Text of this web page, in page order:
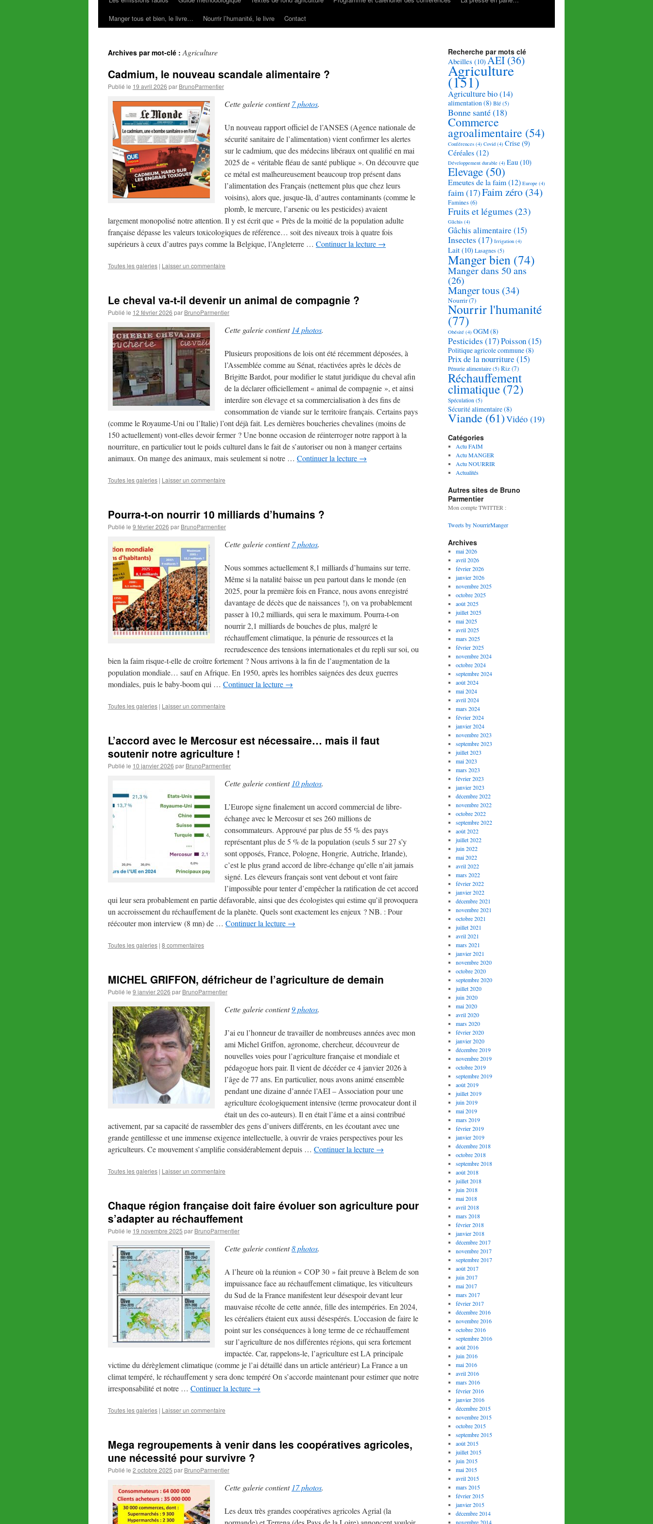
Manger tous et bien, le livre…
Nourrir l’humanité, le livre Contact
Archives par mot-clé :Agriculture
Cadmium, le nouveau scandale alimentaire ?
Publié le 19 avril 2026 par BrunoParmentier
Cette galerie contient7 photos.
Un nouveau rapport officiel de l’ANSES (Agence nationale de
sécurité sanitaire de l’alimentation) vient confirmer les alertes
sur le cadmium, que des médecins libéraux ont qualifié en mai
2025 de « véritable fléau de santé publique ». On découvre que
ce métal est malheureusement beaucoup trop présent dans
l’alimentation des Français (nettement plus que chez leurs
voisins), alors que, jusque-là, d’autres contaminants (comme le
plomb, le mercure, l’arsenic ou les pesticides) avaient
largement monopolisé notre attention. Il y est écrit que « Près de la moitié de la population adulte
française dépasse les valeurs toxicologiques de référence… soit des niveaux trois à quatre fois
supérieurs à ceux d’autres pays comme la Belgique, l’Angleterre … Continuer la lecture →
Toutes les galeries | Laisser un commentaire
Le cheval va-t-il devenir un animal de compagnie ?
Publié le 12 février 2026 par BrunoParmentier
Cette galerie contient 14 photos.
Plusieurs propositions de lois ont été récemment déposées, à
l’Assemblée comme au Sénat, réactivées après le décès de
Brigitte Bardot, pour modifier le statut juridique du cheval afin
de la déclarer officiellement « animal de compagnie », et ainsi
interdire son élevage et sa commercialisation à des fins de
consommation de viande sur le territoire français. Certains pays
(comme le Royaume-Uni ou l’Italie) l’ont déjà fait. Les dernières boucheries chevalines (moins de
150 actuellement) vont-elles devoir fermer ? Une bonne occasion de réinterroger notre rapport à la
nourriture, en particulier tout le poids culturel dans le fait de s’autoriser ou non à manger certains
animaux. On mange des animaux, mais seulement si notre … Continuer la lecture →
Toutes les galeries | Laisser un commentaire
Pourra-t-on nourrir 10 milliards d’humains ?
Publié le 9 février 2026 par BrunoParmentier
Cette galerie contient7 photos.
Nous sommes actuellement 8,1 milliards d’humains sur terre.
Même si la natalité baisse un peu partout dans le monde (en
2025, pour la première fois en France, nous avons enregistré
davantage de décès que de naissances !), on va probablement
passer à 10,2 milliards, qui sera le maximum. Pourra-t-on
nourrir 2,1 milliards de bouches de plus, malgré le
réchauffement climatique, la pénurie de ressources et la
recrudescence des tensions internationales et du repli sur soi, ou
bien la faim risque-t-elle de croître fortement ? Nous arrivons à la fin de l’augmentation de la
population mondiale… sauf en Afrique. En 1950, après les horribles saignées des deux guerres
mondiales, puis le baby-boom qui … Continuer la lecture →
Toutes les galeries | Laisser un commentaire
L’accord avec le Mercosur est nécessaire… mais il faut
soutenir notre agriculture !
Publié le 10 janvier 2026 par BrunoParmentier
Cette galerie contient 10 photos.
L’Europe signe finalement un accord commercial de libre-
échange avec le Mercosur et ses 260 millions de
consommateurs. Approuvé par plus de 55 % des pays
représentant plus de 5 % de la population (seuls 5 sur 27 s’y
sont opposés, France, Pologne, Hongrie, Autriche, Irlande),
c’est le plus grand accord de libre-échange qu’elle n’ait jamais
signé. Les éleveurs français sont vent debout et vont faire
l’impossible pour tenter d’empêcher la ratification de cet accord
qui leur sera probablement en partie défavorable, ainsi que des écologistes qui estime qu’il provoquera
un accroissement du réchauffement de la planète. Quels sont exactement les enjeux ? NB. : Pour
réécouter mon interview (8 mn) de … Continuer la lecture →
Toutes les galeries | 8 commentaires
MICHEL GRIFFON, défricheur de l’agriculture de demain
Publié le 9 janvier 2026 par BrunoParmentier
Cette galerie contient9 photos.
J’ai eu l’honneur de travailler de nombreuses années avec mon
ami Michel Griffon, agronome, chercheur, découvreur de
nouvelles voies pour l’agriculture française et mondiale et
pédagogue hors pair. Il vient de décéder ce 4 janvier 2026 à
l’âge de 77 ans. En particulier, nous avons animé ensemble
pendant une dizaine d’année l’AEI – Association pour une
agriculture écologiquement intensive (terme provocateur dont il
était un des co-auteurs). Il en était l’âme et a ainsi contribué
activement, par sa capacité de rassembler des gens d’univers différents, en les écoutant avec une
grande gentillesse et une immense exigence intellectuelle, à ouvrir de vraies perspectives pour les
agriculteurs. Ce mouvement s’amplifie considérablement depuis … Continuer la lecture →
Toutes les galeries | Laisser un commentaire
Chaque région française doit faire évoluer son agriculture pour
s’adapter au réchauffement
Publié le 19 novembre 2025 par BrunoParmentier
Cette galerie contient8 photos.
A l’heure où la réunion « COP 30 » fait preuve à Belem de son
impuissance face au réchauffement climatique, les viticulteurs
du Sud de la France manifestent leur désespoir devant leur
mauvaise récolte de cette année, fille des intempéries. En 2024,
les céréaliers étaient eux aussi désespérés. L’occasion de faire le
point sur les conséquences à long terme de ce réchauffement
sur l’agriculture de nos différentes régions, qui sera fortement
impactée. Car, rappelons-le, l’agriculture est LA principale
victime du dérèglement climatique (comme je l’ai détaillé dans un article antérieur) La France a un
climat tempéré, le réchauffement y sera donc tempéré On s’accorde maintenant pour estimer que notre
irresponsabilité et notre … Continuer la lecture →
Toutes les galeries | Laisser un commentaire
Mega regroupements à venir dans les coopératives agricoles,
une nécessité pour survivre ?
Publié le 2 octobre 2025 par BrunoParmentier
Cette galerie contient 17 photos.
Les deux très grandes coopératives agricoles Agrial (la
Recherche par mots clé
Abeilles (10)AEI (36)
Agriculture
(151)
Agriculture bio(14)
alimentation(8) Blé (5)
Bonne santé(18)
Commerce
agroalimentaire (54)
Conférences (4) Covid (4) Crise (9)
Céréales(12)
Développement durable (4) Eau (10)
Elevage (50)
Emeutes de la faim(12) Europe (4)
faim(17)Faim zéro (34)
Famines(6)
Fruits et légumes (23)
Gâchis (4)
Gâchis alimentaire (15)
Insectes (17) Irrigation (4)
Lait (10) Lasagnes (5)
Manger bien (74)
Manger dans 50 ans
(26)
Manger tous (34)
Nourrir(7)
Nourrir l'humanité
(77)
Obésité (4) OGM(8)
Pesticides (17)Poisson(15)
Politique agricole commune(8)
Prix de la nourriture (15)
Pénurie alimentaire (5) Riz(7)
Réchauffement
climatique (72)
Spéculation (5)
Sécurité alimentaire(8)
Viande (61)Vidéo (19)
Catégories
Actu FAIM
Actu MANGER
Actu NOURRIR
Actualités
Autres sites de Bruno
Parmentier
Mon compte TWITTER :
Tweets by NourrirManger
Archives
mai 2026
avril 2026
février 2026
janvier 2026
novembre 2025
octobre 2025
août 2025
juillet 2025
mai 2025
avril 2025
mars 2025
février 2025
novembre 2024
octobre 2024
septembre 2024
août 2024
mai 2024
avril 2024
mars 2024
février 2024
janvier 2024
novembre 2023
septembre 2023
juillet 2023
mai 2023
mars 2023
février 2023
janvier 2023
décembre 2022
novembre 2022
octobre 2022
septembre 2022
août 2022
juillet 2022
juin 2022
mai 2022
avril 2022
mars 2022
février 2022
janvier 2022
décembre 2021
novembre 2021
octobre 2021
juillet 2021
avril 2021
mars 2021
janvier 2021
novembre 2020
octobre 2020
septembre 2020
juillet 2020
juin 2020
mai 2020
avril 2020
mars 2020
février 2020
janvier 2020
décembre 2019
novembre 2019
octobre 2019
septembre 2019
août 2019
juillet 2019
juin 2019
mai 2019
mars 2019
février 2019
janvier 2019
décembre 2018
octobre 2018
septembre 2018
août 2018
juillet 2018
juin 2018
mai 2018
avril 2018
mars 2018
février 2018
janvier 2018
décembre 2017
novembre 2017
septembre 2017
août 2017
juin 2017
mai 2017
mars 2017
février 2017
décembre 2016
novembre 2016
octobre 2016
septembre 2016
août 2016
juin 2016
mai 2016
avril 2016
mars 2016
février 2016
janvier 2016
décembre 2015
novembre 2015
octobre 2015
septembre 2015
août 2015
juillet 2015
juin 2015
mai 2015
avril 2015
mars 2015
février 2015
janvier 2015
décembre 2014
novembre 2014